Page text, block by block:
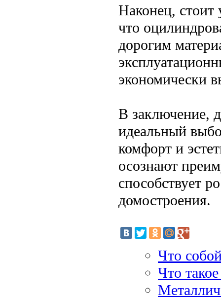
Наконец, стоит
что
дорогим
экономически
В заключение,
идеальный
комфорт и
осознают
способствует
домостроения.
Что
Что